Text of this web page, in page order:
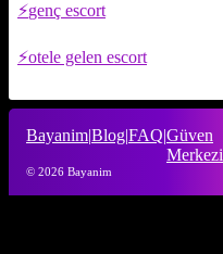
genç escort
otele gelen escort
Bayanim|Blog|FAQ|Güven
Merkezi
© 2026 Bayanim